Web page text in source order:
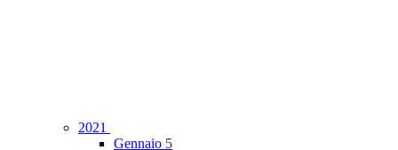
2021
Gennaio 5